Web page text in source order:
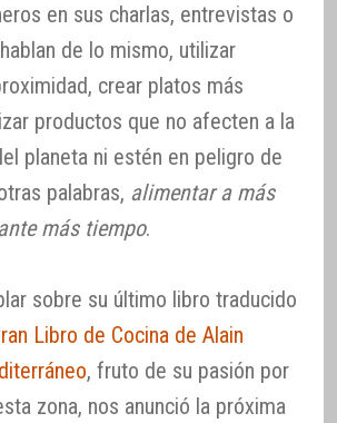
en sus charlas, entrevistas o
de lo mismo, utilizar
crear platos más
productos que no afecten a la
planeta ni estén en peligro de
palabras, alimentar a más
más tiempo.
sobre su último libro traducido
Libro de Cocina de Alain
, fruto de su pasión por
zona, nos anunció la próxima